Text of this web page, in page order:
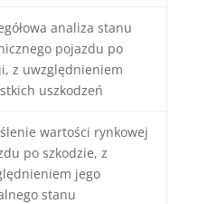
analiza stanu
pojazdu po
z uwzględnieniem
uszkodzeń
wartości rynkowej
po szkodzie, z
jego
stanu